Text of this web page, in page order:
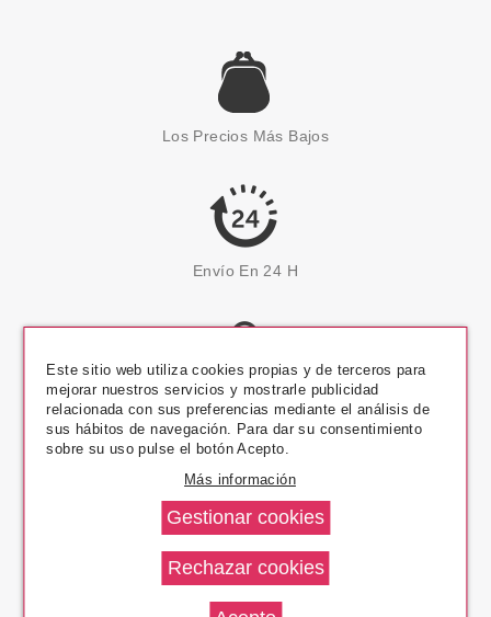
Los Precios Más Bajos
Envío En 24 H
Pago Seguro
14 Días Devolución
Este sitio web utiliza cookies propias y de terceros para
mejorar nuestros servicios y mostrarle publicidad
relacionada con sus preferencias mediante el análisis de
sus hábitos de navegación. Para dar su consentimiento
sobre su uso pulse el botón Acepto.
Más información